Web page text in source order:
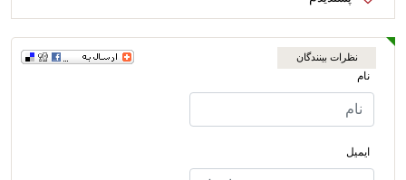
نظرات بینندگان
نام
ایمیل